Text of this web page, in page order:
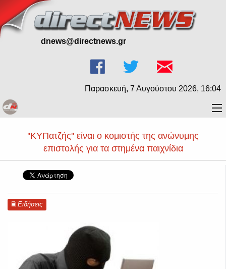
dnews@directnews.gr
Παρασκευή, 7 Αυγούστου 2026, 16:04
''ΚΥΠατζής'' είναι ο κομιστής της ανώνυμης
επιστολής για τα στημένα παιχνίδια
Ειδήσεις